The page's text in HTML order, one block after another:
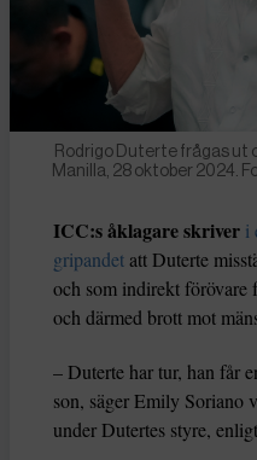
Rodrigo Duterte frågas ut
Manilla, 28 oktober 2024.
ICC:s åklagare skriver i
gripandetatt Duterte
och som indirekt
och därmed brott mot
– Duterte har tur, han får
son, säger Emily Soriano
under Dutertes styre, enligt